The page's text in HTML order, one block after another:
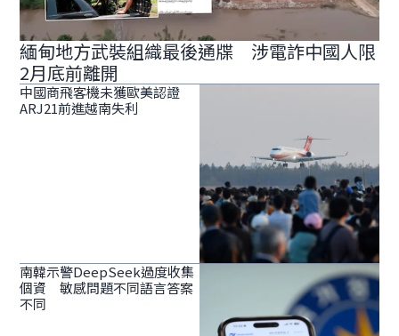
緬甸地方武裝組織最後通牒 涉電詐中國人限
2月底前離開
中國商飛客機未獲歐美認證
ARJ21前進越南失利
南韓示警DeepSeek過度收集
個資 敏感問題不同語言答案
不同